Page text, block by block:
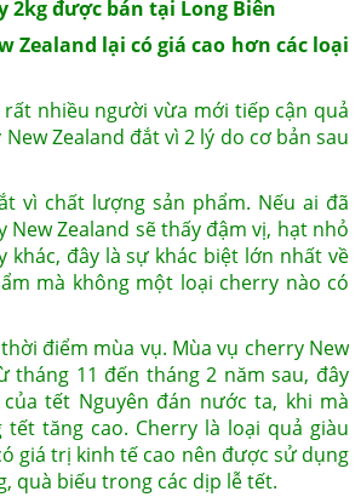
2kg được bán tại Long Biên
Zealand lại có giá cao hơn các loại
nhiều người vừa mới tiếp cận quả
Zealand đắt vì 2 lý do cơ bản sau
vì chất lượng sản phẩm. Nếu ai đã
Zealand sẽ thấy đậm vị, hạt nhỏ
khác, đây là sự khác biệt lớn nhất về
mà không một loại cherry nào có
điểm mùa vụ. Mùa vụ cherry New
tháng 11 đến tháng 2 năm sau, đây
tết Nguyên đán nước ta, khi mà
tăng cao. Cherry là loại quả giàu
giá trị kinh tế cao nên được sử dụng
quà biếu trong các dịp lễ tết.